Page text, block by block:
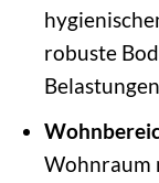
robuste
Wohnraum